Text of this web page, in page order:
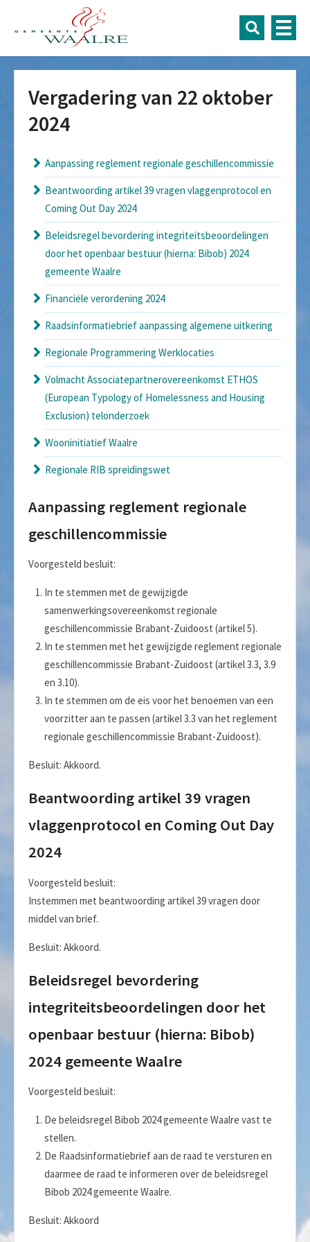
Vergadering van 22 oktober
2024
Aanpassing reglement regionale geschillencommissie
Beantwoording artikel 39 vragen vlaggenprotocol en
Coming Out Day 2024
Beleidsregel bevordering integriteitsbeoordelingen
door het openbaar bestuur (hierna: Bibob) 2024
gemeente Waalre
Financiële verordening 2024
Raadsinformatiebrief aanpassing algemene uitkering
Regionale Programmering Werklocaties
Volmacht Associatepartnerovereenkomst ETHOS
(European Typology of Homelessness and Housing
Exclusion) telonderzoek
Wooninitiatief Waalre
Regionale RIB spreidingswet
Aanpassing reglement regionale
geschillencommissie
Voorgesteld besluit:
In te stemmen met de gewijzigde
samenwerkingsovereenkomst regionale
geschillencommissie Brabant-Zuidoost (artikel 5).
In te stemmen met het gewijzigde reglement regionale
geschillencommissie Brabant-Zuidoost (artikel 3.3, 3.9
en 3.10).
In te stemmen om de eis voor het benoemen van een
voorzitter aan te passen (artikel 3.3 van het reglement
regionale geschillencommissie Brabant-Zuidoost).
Besluit: Akkoord.
Beantwoording artikel 39 vragen
vlaggenprotocol en Coming Out Day
2024
Voorgesteld besluit:
Instemmen met beantwoording artikel 39 vragen door
middel van brief.
Besluit: Akkoord.
Beleidsregel bevordering
integriteitsbeoordelingen door het
openbaar bestuur (hierna: Bibob)
2024 gemeente Waalre
Voorgesteld besluit:
De beleidsregel Bibob 2024 gemeente Waalre vast te
stellen.
De Raadsinformatiebrief aan de raad te versturen en
daarmee de raad te informeren over de beleidsregel
Bibob 2024 gemeente Waalre.
Besluit: Akkoord